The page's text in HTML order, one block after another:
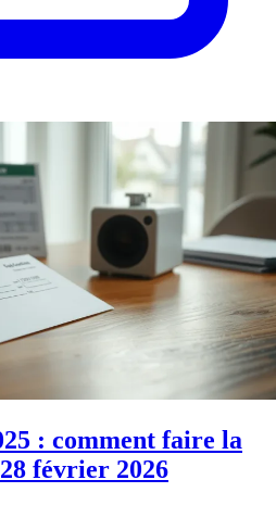
: comment faire la
février 2026